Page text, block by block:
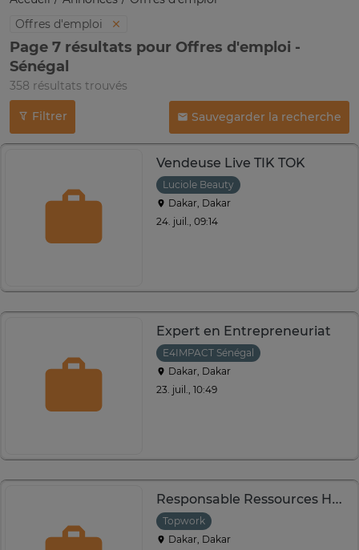
Offres d'emploi
Page 7 résultats pour Offres d'emploi -
Sénégal
358 résultats trouvés
Filtrer Sauvegarder la recherche
Vendeuse Live TIK TOK
Luciole Beauty
Dakar, Dakar
24. juil., 09:14
Expert en Entrepreneuriat
E4IMPACT Sénégal
Dakar, Dakar
23. juil., 10:49
Responsable Ressources Humaines
Topwork
Dakar, Dakar